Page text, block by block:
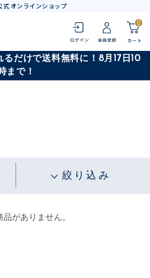
式 オンラインショップ
0
だけで送料無料に！8月17日10
まで！
絞り込み
がありません。